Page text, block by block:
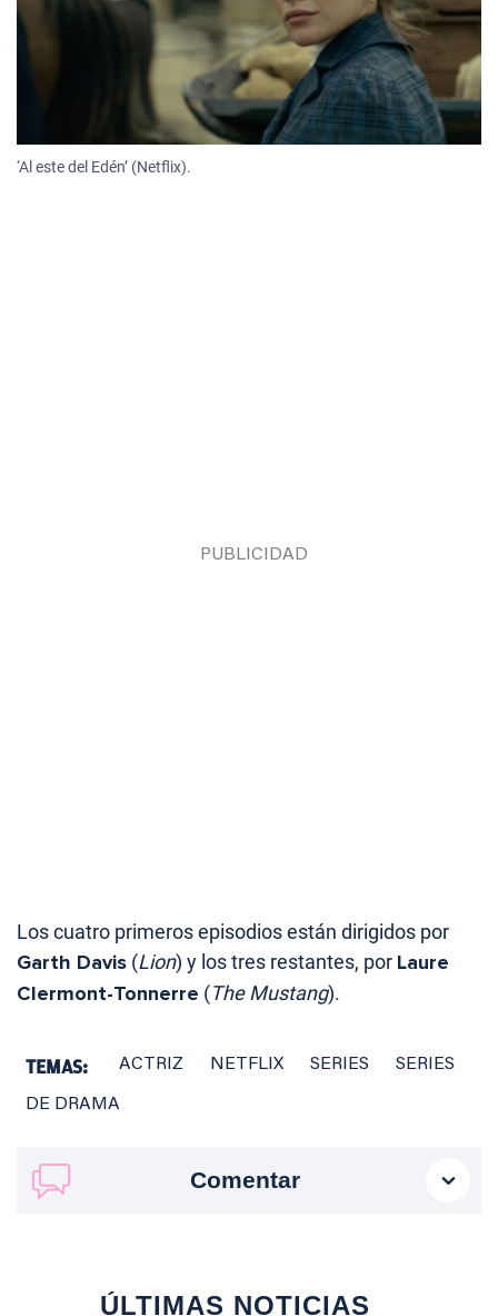
‘Al este del Edén’ (Netflix).
Los cuatro primeros episodios están dirigidos por
Garth Davis (Lion) y los tres restantes, por Laure
Clermont-Tonnerre (The Mustang).
TEMAS: ACTRIZ NETFLIX SERIES SERIES
DE DRAMA
Comentar
ÚLTIMAS NOTICIAS